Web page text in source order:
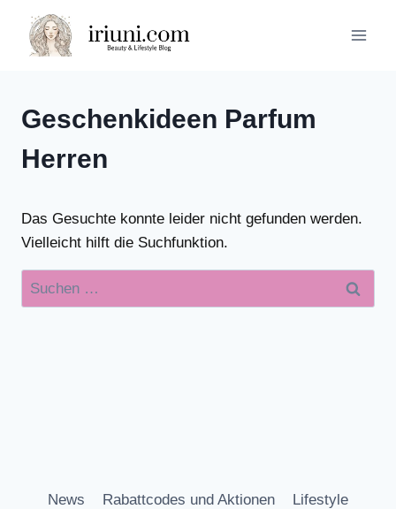
Inhalt
springen
Geschenkideen Parfum
Herren
Das Gesuchte konnte leider nicht gefunden werden.
Vielleicht hilft die Suchfunktion.
Suchen
nach:
News Rabattcodes und Aktionen
Lifestyle